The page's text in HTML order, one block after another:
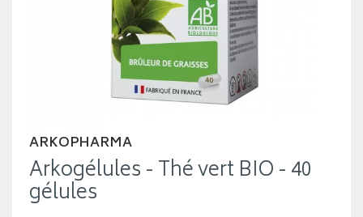
ARKOPHARMA
Arkogélules - Thé vert BIO - 40
gélules